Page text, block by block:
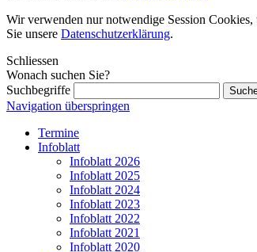
Wir verwenden nur notwendige Session
Sie unsere Datenschutzerklärung.
Schliessen
Wonach suchen Sie?
Suchbegriffe
Navigation überspringen
Termine
Infoblatt
Infoblatt 2026
Infoblatt 2025
Infoblatt 2024
Infoblatt 2023
Infoblatt 2022
Infoblatt 2021
Infoblatt 2020